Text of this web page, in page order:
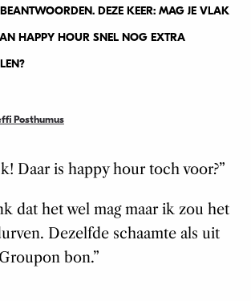
DEZE KEER: MAG JE VLAK
HAPPY HOUR SNEL NOG EXTRA
Posthumus
Daar is happy hour toch voor?”
dat het wel mag maar ik zou het
Dezelfde schaamte als uit
bon.”